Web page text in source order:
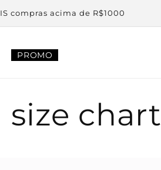
compras acima de R$1000
PROMO
size chart